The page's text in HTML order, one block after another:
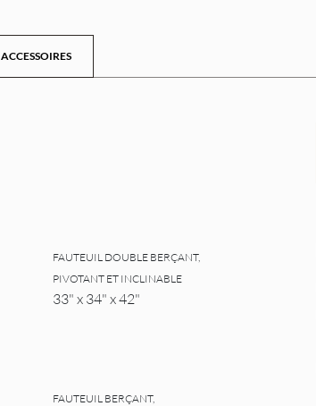
ACCESSOIRES
FAUTEUIL DOUBLE BERÇANT,
PIVOTANT ET INCLINABLE
33" x 34" x 42"
FAUTEUIL BERÇANT,